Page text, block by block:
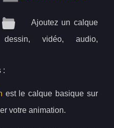
Ajoutez un calque
vidéo, audio,
:
est le calque basique sur
votre animation.